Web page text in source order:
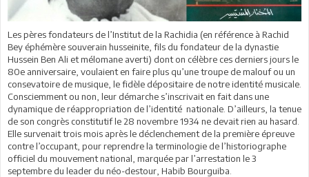
Les pères fondateurs de l’Institut de la Rachidia (en référence à Rachid
Bey éphémère souverain husseinite, fils du fondateur de la dynastie
Hussein Ben Ali et mélomane averti) dont on célèbre ces derniers jours le
80e anniversaire, voulaient en faire plus qu’une troupe de malouf ou un
consevatoire de musique, le fidèle dépositaire de notre identité musicale.
Consciemment ou non, leur démarche s’inscrivait en fait dans une
dynamique de réappropriation de l’identité nationale. D’ailleurs, la tenue
de son congrès constitutif le 28 novembre 1934 ne devait rien au hasard.
Elle survenait trois mois après le déclenchement de la première épreuve
contre l’occupant, pour reprendre la terminologie de l’historiographe
officiel du mouvement national, marquée par l’arrestation le 3
septembre du leader du néo-destour, Habib Bourguiba.